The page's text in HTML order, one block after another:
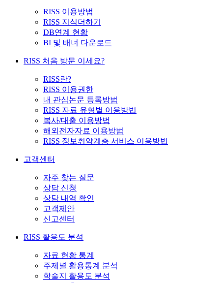
RISS 이용방법
RISS 지식더하기
DB연계 현황
BI 및 배너 다운로드
RISS 처음 방문 이세요?
RISS란?
RISS 이용권한
내 관심논문 등록방법
RISS 자료 유형별 이용방법
복사/대출 이용방법
해외전자자료 이용방법
RISS 정보취약계층 서비스 이용방법
고객센터
자주 찾는 질문
상담 신청
상담 내역 확인
고객제안
신고센터
RISS 활용도 분석
자료 현황 통계
주제별 활용통계 분석
학술지 활용도 분석